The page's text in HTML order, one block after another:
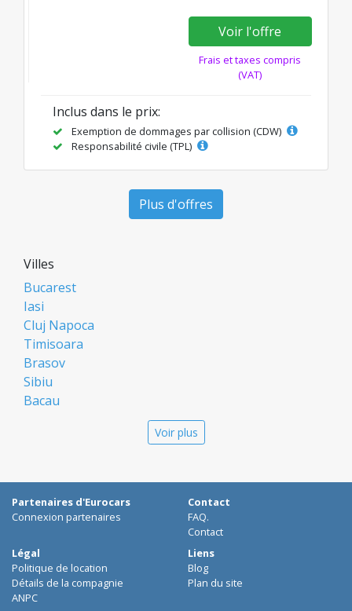
Voir l'offre
Frais et taxes compris
(VAT)
Inclus dans le prix:
Exemption de dommages par collision (CDW)
Responsabilité civile (TPL)
Plus d'offres
Villes
Bucarest
Iasi
Cluj Napoca
Timisoara
Brasov
Sibiu
Bacau
Galati
Suceava
Focsani
Targoviste
Ploiesti
Voir plus
Partenaires d'Eurocars
Connexion partenaires
Contact
FAQ.
Contact
Légal
Politique de location
Détails de la compagnie
ANPC
Liens
Blog
Plan du site